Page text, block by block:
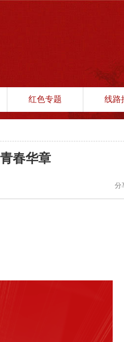
红色专题 线路
春华章
分